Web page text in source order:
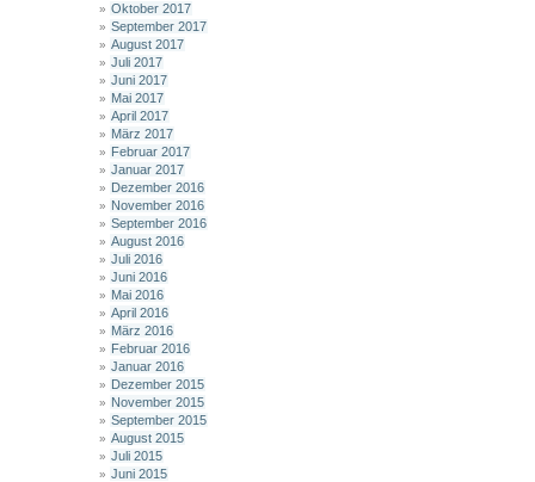
Oktober 2017
September 2017
August 2017
Juli 2017
Juni 2017
Mai 2017
April 2017
März 2017
Februar 2017
Januar 2017
Dezember 2016
November 2016
September 2016
August 2016
Juli 2016
Juni 2016
Mai 2016
April 2016
März 2016
Februar 2016
Januar 2016
Dezember 2015
November 2015
September 2015
August 2015
Juli 2015
Juni 2015